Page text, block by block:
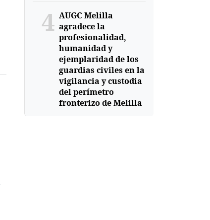
4 AUGC Melilla
agradece la
profesionalidad,
humanidad y
ejemplaridad de los
guardias civiles en la
vigilancia y custodia
del perímetro
fronterizo de Melilla